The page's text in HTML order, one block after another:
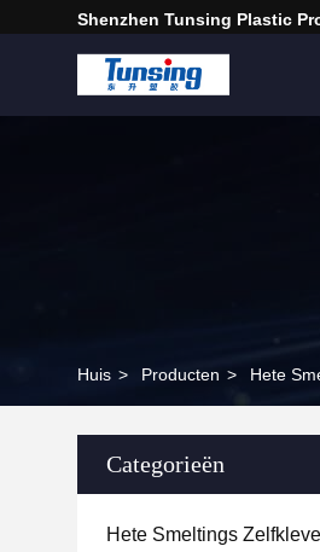
Shenzhen Tunsing Plastic
Huis > Producten > Hete
Categorieën
Hete Smeltings